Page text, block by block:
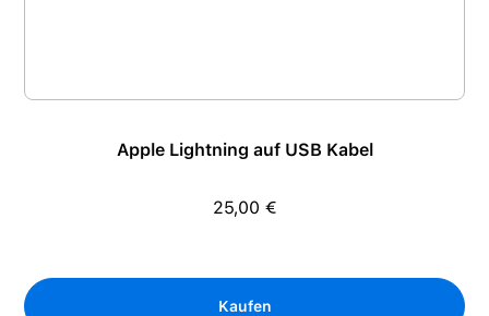
Apple Lightning auf USB Kabel
Regulärer Preis:
25,00 €
Kaufen